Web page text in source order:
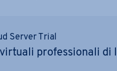
Server Trial
pro­fes­sio­na­li di